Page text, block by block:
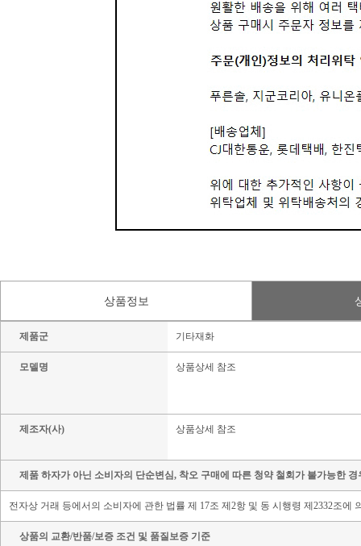
상품정보
제품군 기타재화
모델명 상품상세 참조
제조자(사) 상품상세 참조
제품 하자가 아닌 소비자의 단순변심, 착오 구매에 따른 청약 철회가 불가능한
전자상 거래 등에서의 소비자에 관한 법률 제 17조 제2항 및 동 시행령 제2332조
상품의 교환/반품/보증 조건 및 품질보증 기준